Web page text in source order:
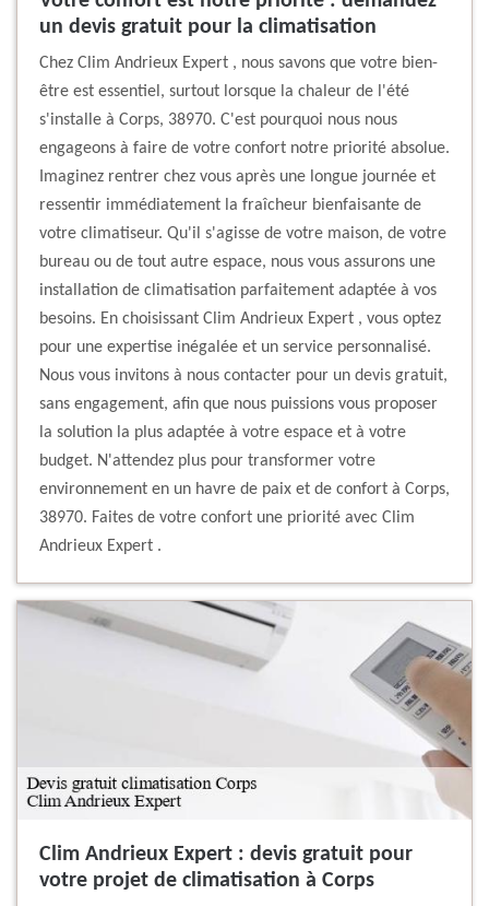
un devis gratuit pour la climatisation
Chez Clim Andrieux Expert , nous savons que votre bien-
être est essentiel, surtout lorsque la chaleur de l'été
s'installe à Corps, 38970. C'est pourquoi nous nous
engageons à faire de votre confort notre priorité absolue.
Imaginez rentrer chez vous après une longue journée et
ressentir immédiatement la fraîcheur bienfaisante de
votre climatiseur. Qu'il s'agisse de votre maison, de votre
bureau ou de tout autre espace, nous vous assurons une
installation de climatisation parfaitement adaptée à vos
besoins. En choisissant Clim Andrieux Expert , vous optez
pour une expertise inégalée et un service personnalisé.
Nous vous invitons à nous contacter pour un devis gratuit,
sans engagement, afin que nous puissions vous proposer
la solution la plus adaptée à votre espace et à votre
budget. N'attendez plus pour transformer votre
environnement en un havre de paix et de confort à Corps,
38970. Faites de votre confort une priorité avec Clim
Andrieux Expert .
Clim Andrieux Expert : devis gratuit pour
votre projet de climatisation à Corps